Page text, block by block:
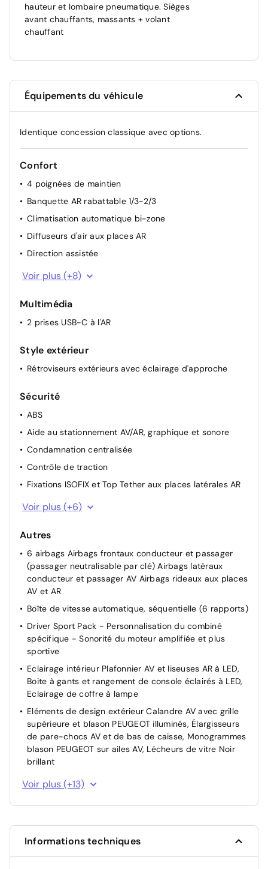
hauteur et lombaire pneumatique. Sièges
avant chauffants, massants + volant
chauffant
Équipements du véhicule
Identique concession classique avec options.
Confort
4 poignées de maintien
Banquette AR rabattable 1/3-2/3
Climatisation automatique bi-zone
Diffuseurs d'air aux places AR
Direction assistée
Essuie-vitre AV à déclenchement automatique
antipincement
Navigation connectée
Rétroviseurs extérieurs électriques, dégivrants et
rabattables électriquement
Vitres latérales AR et lunette AR chauffante surteintées
Accès et démarrage mains libres Proximity
Voir plus (+8)
Multimédia
2 prises USB-C à l'AR
Style extérieur
Rétroviseurs extérieurs avec éclairage d'approche
Sécurité
ABS
Aide au stationnement AV/AR, graphique et sonore
Condamnation centralisée
Contrôle de traction
Fixations ISOFIX et Top Tether aux places latérales AR
Frein de stationnement électrique
avec fonction Stop&Go
Pare-brise teinté feuilleté acoustique
Peugeot Connect SOS & Assistance
Projecteurs Peugeot Matrix LED Technology Éclairage
adaptatif en fonction des conditions extérieures et de
la circulation
Rétroviseur intérieur électrochrome
Voir plus (+6)
Autres
6 airbags Airbags frontaux conducteur et passager
(passager neutralisable par clé) Airbags latéraux
conducteur et passager AV Airbags rideaux aux places
AV et AR
Boîte de vitesse automatique, séquentielle (6 rapports)
Driver Sport Pack - Personnalisation du combiné
spécifique - Sonorité du moteur amplifiée et plus
sportive
Eclairage intérieur Plafonnier AV et liseuses AR à LED,
Boite à gants et rangement de console éclairés à LED,
Eclairage de coffre à lampe
Eléments de design extérieur Calandre AV avec grille
supérieure et blason PEUGEOT illuminés, Élargisseurs
de pare-chocs AV et de bas de caisse, Monogrammes
blason PEUGEOT sur ailes AV, Lécheurs de vitre Noir
brillant
Eléments de design intérieur Planche de bord moussée
avec décor Alcantara, jonc chromé transversal, et
surpiqûres vert Adamite, Panneaux de portes avec
doubles surpiqûres vert Adamite / gris Tramontane,
Planche de bord et panneaux de portes AV avec
éclairage d'ambiance, Accoudoirs de portes en
Voir plus (+13)
Informations techniques